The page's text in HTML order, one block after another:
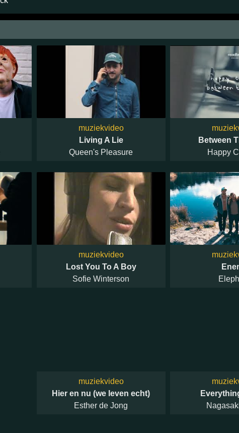
muziekvideo
Living A Lie
Queen's Pleasure
Between
Happy
muziekvideo
Lost You To A Boy
Sofie Winterson
muziekvideo
Hier en nu (we leven echt)
Esther de Jong